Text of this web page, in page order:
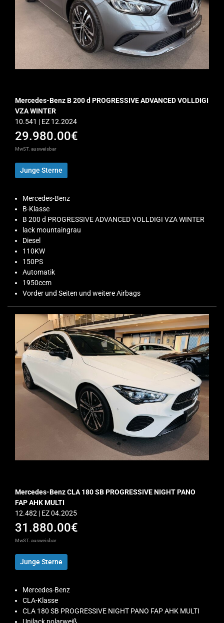
Mercedes-Benz B 200 d PROGRESSIVE ADVANCED VOLLDIGI
VZA WINTER
10.541 | EZ 12.2024
29.980.00€
MwST. ausweisbar
Junge Sterne
Mercedes-Benz
B-Klasse
B 200 d PROGRESSIVE ADVANCED VOLLDIGI VZA WINTER
lack mountaingrau
Diesel
110KW
150PS
Automatik
1950ccm
Vorder und Seiten und weitere Airbags
Mercedes-Benz CLA 180 SB PROGRESSIVE NIGHT PANO
FAP AHK MULTI
12.482 | EZ 04.2025
31.880.00€
MwST. ausweisbar
Junge Sterne
Mercedes-Benz
CLA-Klasse
CLA 180 SB PROGRESSIVE NIGHT PANO FAP AHK MULTI
Unilack polarweiß